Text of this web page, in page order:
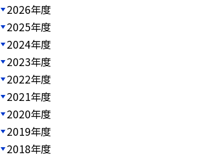
2026年度
2025年度
2024年度
2023年度
2022年度
2021年度
2020年度
2019年度
2018年度